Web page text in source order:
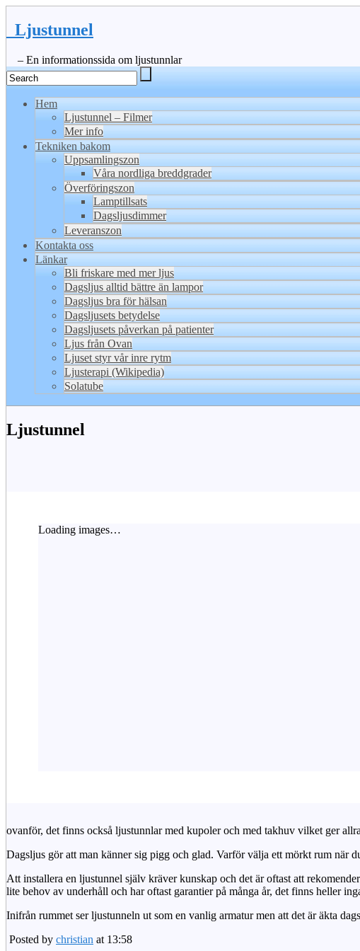
Ljustunnel
– En informationssida om ljustunnlar
Hem
Ljustunnel – Filmer
Mer info
Tekniken bakom
Uppsamlingszon
Våra nordliga breddgrader
Överföringszon
Lamptillsats
Dagsljusdimmer
Leveranszon
Kontakta oss
Länkar
Bli friskare med mer ljus
Dagsljus alltid bättre än lampor
Dagsljus bra för hälsan
Dagsljusets betydelse
Dagsljusets påverkan på patienter
Ljus från Ovan
Ljuset styr vår inre rytm
Ljusterapi (Wikipedia)
Solatube
Ljustunnel
Loading images…
ovanför, det finns också ljustunnlar med kupoler och med takhuv vilket ger
Dagsljus gör att man känner sig pigg och glad. Varför välja ett mörkt rum när
Att installera en ljustunnel själv kräver kunskap och det är oftast att
lite behov av underhåll och har oftast garantier på många år, det finns heller
Inifrån rummet ser ljustunneln ut som en vanlig armatur men att det är äkta
Posted by christian at 13:58